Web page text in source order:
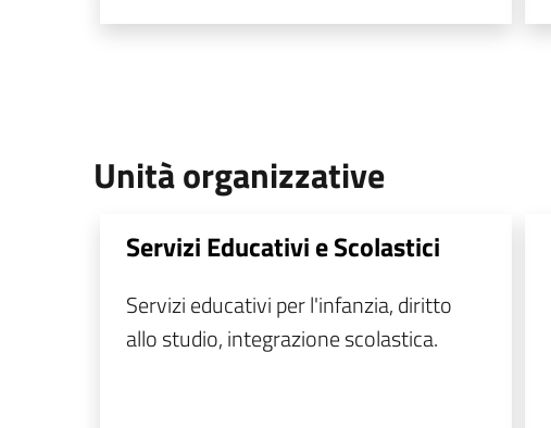
Unità organizzative
Servizi Educativi e Scolastici
Servizi educativi per l'infanzia, diritto
allo studio, integrazione scolastica.